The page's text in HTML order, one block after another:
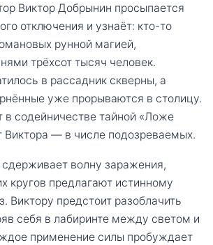
Виктор Добрынин просыпается
отключения и узнаёт: кто-то
рунной магией,
трёхсот тысяч человек.
в рассадник скверны, а
уже прорываются в столицу.
в содейничестве тайной «Ложе
Виктора — в числе подозреваемых.
волну заражения,
кругов предлагают истинному
Виктору предстоит разоблачить
себя в лабиринте между светом и
применение силы пробуждает